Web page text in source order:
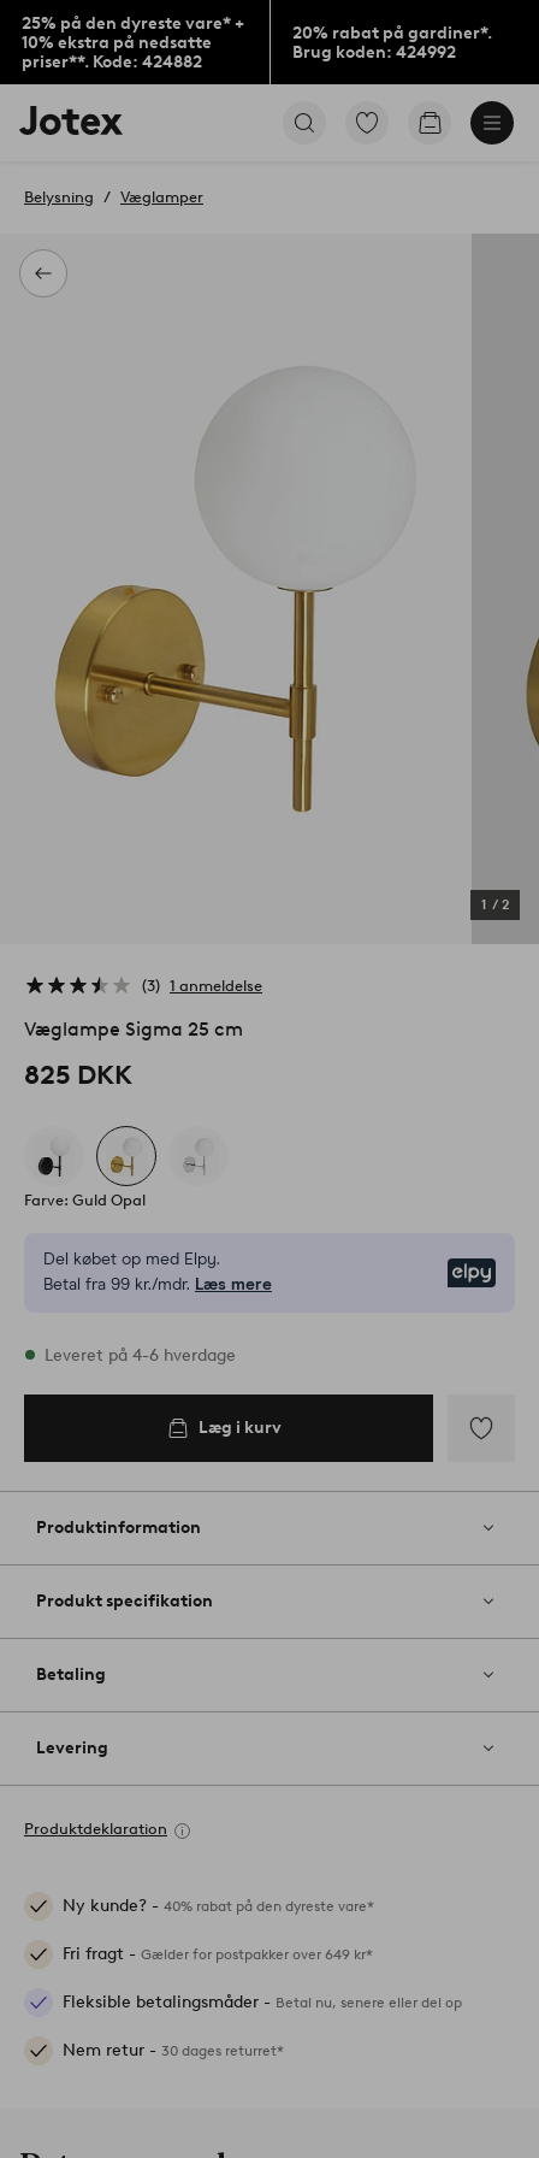
25% på den dyreste vare* +
10% ekstra på nedsatte
priser**. Kode: 424882
20% rabat på gardiner*.
Brug koden: 424992
Jotex
logo
til
Gå
Gå
Tilbage
Belysning Væglamper
1 / 2
3 1 anmeldelse
Væglampe Sigma 25 cm
825 DKK
Farve: Guld Opal
Del købet op med Elpy.
Betal fra 99 kr./mdr. Læs mere
På lager
Leveret på 4-6 hverdage
Læg i kurv
til
Produktinformation
Produkt specifikation
Betaling
Levering
Produktdeklaration
Ny kunde? - 40% rabat på den dyreste vare*
Fri fragt - Gælder for postpakker over 649 kr*
Fleksible betalingsmåder - Betal nu, senere eller del op
Nem retur - 30 dages returret*